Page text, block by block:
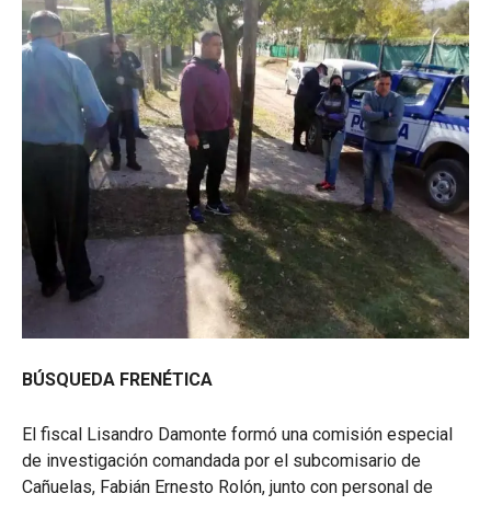
BÚSQUEDA FRENÉTICA
El fiscal Lisandro Damonte formó una comisión especial
de investigación comandada por el subcomisario de
Cañuelas, Fabián Ernesto Rolón, junto con personal de